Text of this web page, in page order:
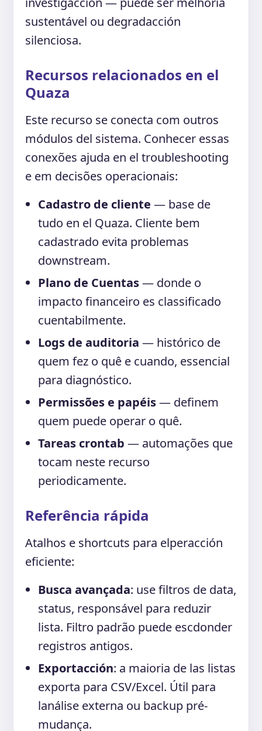
sustentável ou degradacción
silenciosa.
Recursos relacionados en el
Quaza
Este recurso se conecta com outros
módulos del sistema. Conhecer essas
conexões ajuda en el troubleshooting
e em decisões operacionais:
Cadastro de cliente — base de
tudo en el Quaza. Cliente bem
cadastrado evita problemas
downstream.
Plano de Cuentas— donde o
impacto financeiro es classificado
cuentabilmente.
Logs de auditoria — histórico de
quem fez o quê e cuando, essencial
para diagnóstico.
Permissões e papéis— definem
quem puede operar o quê.
Tareas crontab — automações que
tocam neste recurso
periodicamente.
Referência rápida
Atalhos e shortcuts para elperacción
eficiente:
Busca avançada: use filtros de data,
status, responsável para reduzir
lista. Filtro padrão puede escdonder
registros antigos.
Exportacción: a maioria de las listas
exporta para CSV/Excel. Útil para
lanálise externa ou backup pré-
mudança.